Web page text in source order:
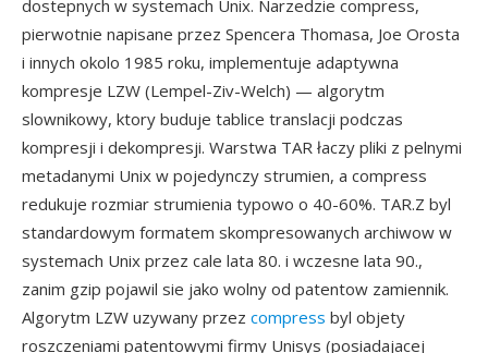
dostepnych w systemach Unix. Narzedzie compress,
pierwotnie napisane przez Spencera Thomasa, Joe Orosta
i innych okolo 1985 roku, implementuje adaptywna
kompresje LZW (Lempel-Ziv-Welch) — algorytm
slownikowy, ktory buduje tablice translacji podczas
kompresji i dekompresji. Warstwa TAR łaczy pliki z pelnymi
metadanymi Unix w pojedynczy strumien, a compress
redukuje rozmiar strumienia typowo o 40-60%. TAR.Z byl
standardowym formatem skompresowanych archiwow w
systemach Unix przez cale lata 80. i wczesne lata 90.,
zanim gzip pojawil sie jako wolny od patentow zamiennik.
Algorytm LZW uzywany przez compress byl objety
roszczeniami patentowymi firmy Unisys (posiadajacej